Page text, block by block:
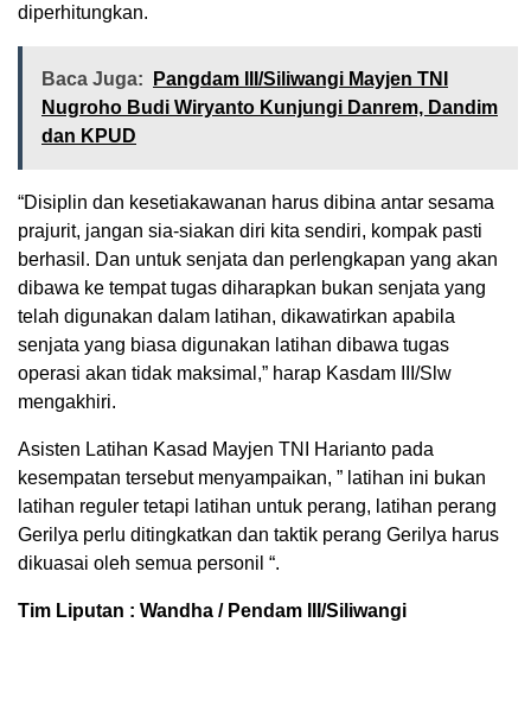
diperhitungkan.
Baca Juga:
Pangdam III/Siliwangi Mayjen TNI
Nugroho Budi Wiryanto Kunjungi Danrem, Dandim
dan KPUD
“Disiplin dan kesetiakawanan harus dibina antar sesama
prajurit, jangan sia-siakan diri kita sendiri, kompak pasti
berhasil. Dan untuk senjata dan perlengkapan yang akan
dibawa ke tempat tugas diharapkan bukan senjata yang
telah digunakan dalam latihan, dikawatirkan apabila
senjata yang biasa digunakan latihan dibawa tugas
operasi akan tidak maksimal,” harap Kasdam III/Slw
mengakhiri.
Asisten Latihan Kasad Mayjen TNI Harianto pada
kesempatan tersebut menyampaikan, ” latihan ini bukan
latihan reguler tetapi latihan untuk perang, latihan perang
Gerilya perlu ditingkatkan dan taktik perang Gerilya harus
dikuasai oleh semua personil “.
Tim Liputan : Wandha / Pendam III/Siliwangi